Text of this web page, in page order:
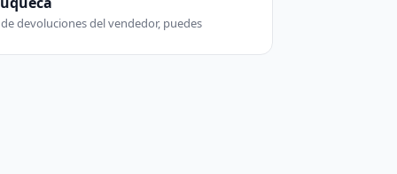
devoluciones del vendedor, puedes